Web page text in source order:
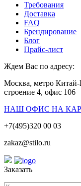
Требования
Доставка
FAQ
Брендирование
Блог
Прайс-лист
Ждем Вас по адресу:
Москва, метро
строение 4, офис 106
НАШ ОФИС НА
+7(495)320 00 03
zakaz@stilo.ru
Заказать